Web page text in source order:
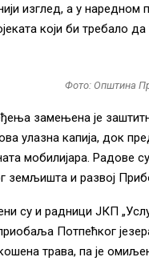
изглед, а у наредном
који би требало
Фото: Општина
замењена је
улазна капија, док
мобилијара. Радове
земљишта и развој
су и радници ЈКП
Потпећког
трава, па је